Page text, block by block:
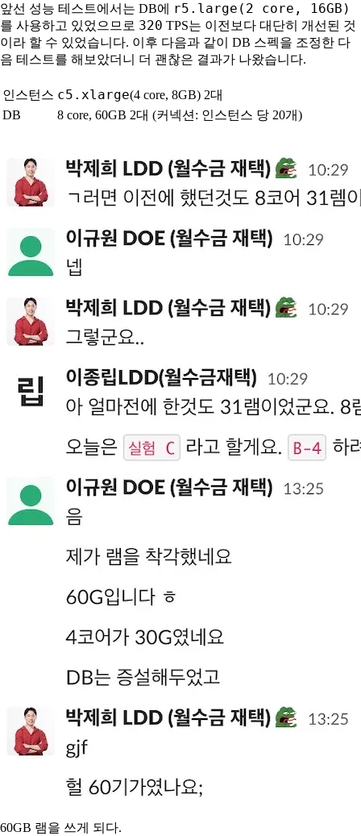
앞선 성능 테스트에서는 DB에 r5.large(2 core, 16GB)
를 사용하고 있었으므로 320 TPS는 이전보다 대단히 개선된 것
이라 할 수 있었습니다. 이후 다음과 같이 DB 스펙을 조정한 다
음 테스트를 해보았더니 더 괜찮은 결과가 나왔습니다.
인스턴스 c5.xlarge(4 core, 8GB) 2대
DB
8 core, 60GB 2대 (커넥션: 인스턴스 당 20개)
60GB 램을 쓰게 되다.